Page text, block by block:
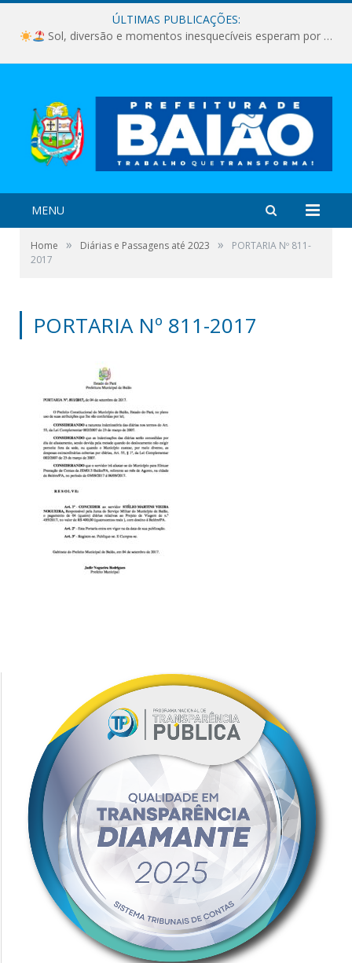
ÚLTIMAS PUBLICAÇÕES:
Sol, diversão e momentos inesquecíveis esperam por você!
MENU
Home » Diárias e Passagens até 2023 »
PORTARIA Nº 811-
2017
PORTARIA Nº 811-2017